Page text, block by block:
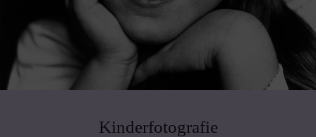
Kinderfotografie